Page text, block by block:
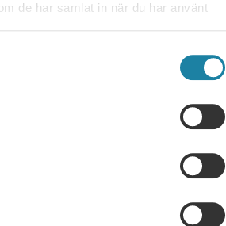
de har samlat in när du har använt
fick mest – nu väcks
där politiker sätter riktningen,
är analytiker på fackförbundet Sveriges
om lärosätenas